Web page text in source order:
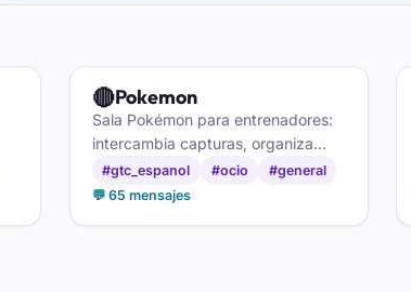
🔴Pokemon
Sala Pokémon para entrenadores:
intercambia capturas, organiza
combates y comenta cada
novedad con fans de todas las
#gtc_espanol #ocio
#general
💬 65 mensajes